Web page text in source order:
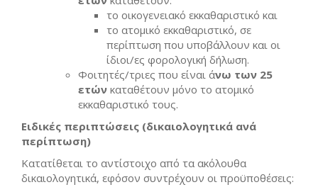
το οικογενειακό εκκαθαριστικό και
το ατομικό εκκαθαριστικό, σε
περίπτωση που υποβάλλουν και οι
ίδιοι/ες φορολογική δήλωση.
Φοιτητές/τριες που είναι άνω των 25
ετών καταθέτουν μόνο το ατομικό
εκκαθαριστικό τους.
Ειδικές περιπτώσεις (δικαιολογητικά ανά
περίπτωση)
Κατατίθεται το αντίστοιχο από τα ακόλουθα
δικαιολογητικά, εφόσον συντρέχουν οι προϋποθέσεις: